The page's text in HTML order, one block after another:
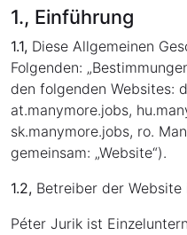
1., Einführung
1.1, Diese Allgemeinen
Folgenden:
den folgenden Websites:
at.manymore.jobs,
sk.manymore.jobs, ro.
gemeinsam: „Website“).
1.2, Betreiber der Website
Péter Jurik ist